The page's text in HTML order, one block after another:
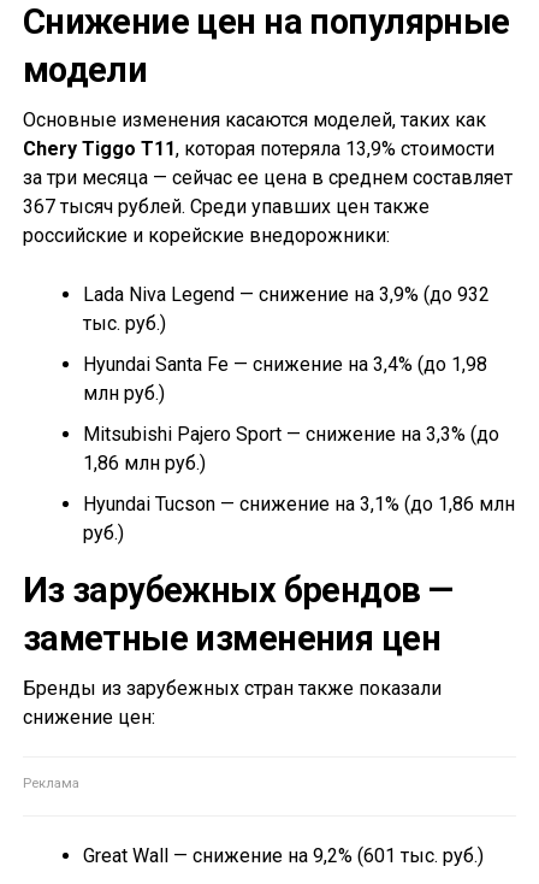
Снижение цен на популярные
модели
Основные изменения касаются моделей, таких как
Chery Tiggo T11, которая потеряла 13,9% стоимости
за три месяца — сейчас ее цена в среднем составляет
367 тысяч рублей. Среди упавших цен также
российские и корейские внедорожники:
Lada Niva Legend — снижение на 3,9% (до 932
тыс. руб.)
Hyundai Santa Fe — снижение на 3,4% (до 1,98
млн руб.)
Mitsubishi Pajero Sport — снижение на 3,3% (до
1,86 млн руб.)
Hyundai Tucson — снижение на 3,1% (до 1,86 млн
руб.)
Из зарубежных брендов —
заметные изменения цен
Бренды из зарубежных стран также показали
снижение цен:
Great Wall — снижение на 9,2% (601 тыс. руб.)